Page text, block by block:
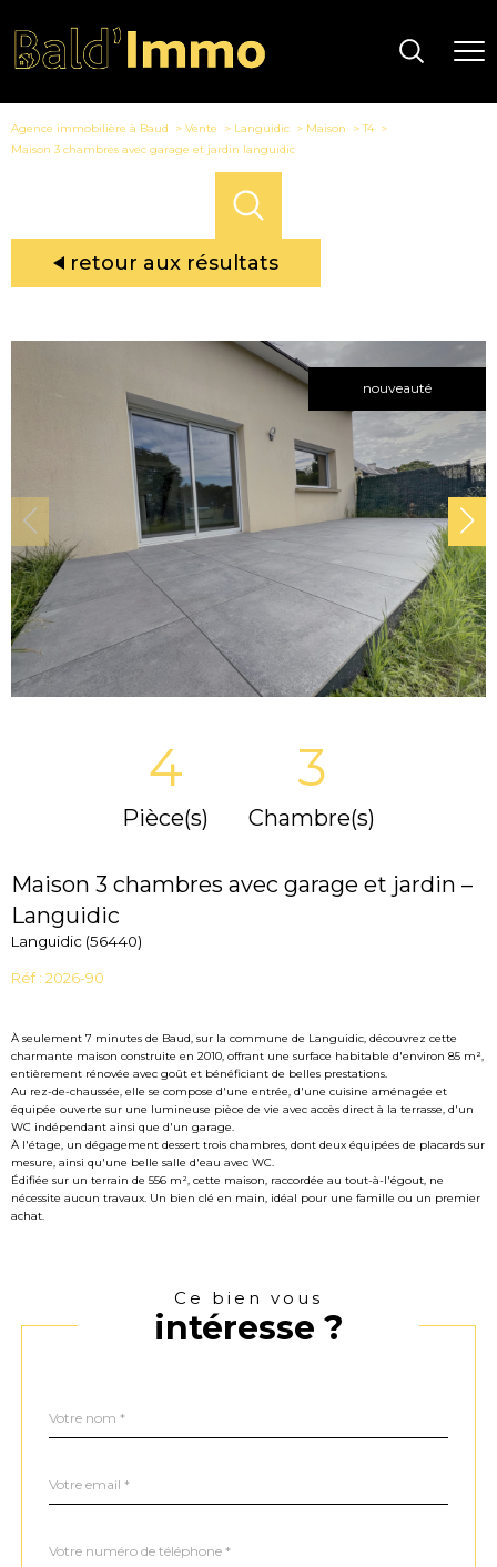
Agence immobilière à Baud Vente Languidic Maison
T4
Maison 3 chambres avec garage et jardin languidic
retour aux résultats
nouveauté
4
Pièce(s)
3
Chambre(s)
Maison 3 chambres avec garage et jardin –
Languidic
Languidic (56440)
Réf : 2026-90
À seulement 7 minutes de Baud, sur la commune de Languidic, découvrez cette
charmante maison construite en 2010, offrant une surface habitable d'environ 85 m²,
entièrement rénovée avec goût et bénéficiant de belles prestations.
Au rez-de-chaussée, elle se compose d'une entrée, d'une cuisine aménagée et
équipée ouverte sur une lumineuse pièce de vie avec accès direct à la terrasse, d'un
WC indépendant ainsi que d'un garage.
À l'étage, un dégagement dessert trois chambres, dont deux équipées de placards sur
mesure, ainsi qu'une belle salle d'eau avec WC.
Édifiée sur un terrain de 556 m², cette maison, raccordée au tout-à-l'égout, ne
nécessite aucun travaux. Un bien clé en main, idéal pour une famille ou un premier
achat.
Ce bien vous
intéresse ?
par
*
*
*